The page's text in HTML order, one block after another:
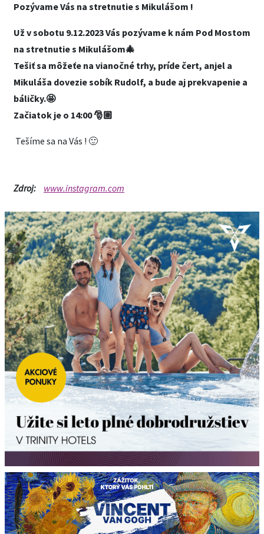
Pozývame Vás na stretnutie s Mikulášom !
Už v sobotu 9.12.2023 Vás pozývame k nám Pod Mostom
na stretnutie s Mikulášom🎄
Tešiť sa môžeťe na vianočné trhy, príde čert, anjel a
Mikuláša dovezie sobík Rudolf, a bude aj prekvapenie a
báličky.🤩
Začiatok je o 14:00 🎅🏼
Tešíme sa na Vás ! 🙂
Zdroj: www.instagram.com